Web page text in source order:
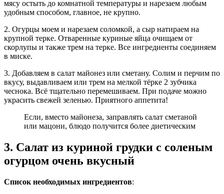
мясу остыть до комнатной температуры и нарезаем любым
удобным способом, главное, не крупно.
2. Огурцы моем и нарезаем соломкой, а сыр натираем на
крупной терке. Отваренные куриные яйца очищаем от
скорлупы и также трем на терке. Все ингредиенты соединяем
в миске.
3. Добавляем в салат майонез или сметану. Солим и перчим по
вкусу, выдавливаем или трем на мелкой тёрке 2 зубчика
чеснока. Всё тщательно перемешиваем. При подаче можно
украсить свежей зеленью. Приятного аппетита!
Если, вместо майонеза, заправлять салат сметаной
или мацони, блюдо получится более диетическим
3. Салат из куриной грудки с соленым
огурцом очень вкусный
Список необходимых ингредиентов: